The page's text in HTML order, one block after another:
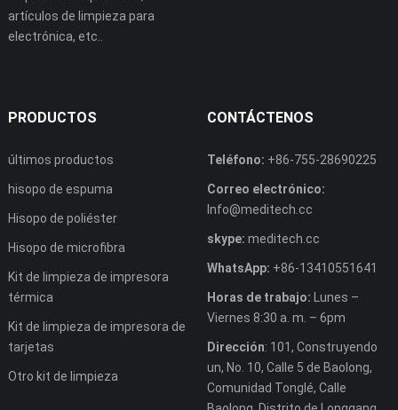
artículos de limpieza para
electrónica, etc..
PRODUCTOS
últimos productos
hisopo de espuma
Hisopo de poliéster
Hisopo de microfibra
Kit de limpieza de impresora
térmica
Kit de limpieza de impresora de
tarjetas
Otro kit de limpieza
CONTÁCTENOS
Teléfono: +86-755-28690225
Correo electrónico:
Info@meditech.cc
skype: meditech.cc
WhatsApp: +86-13410551641
Horas de trabajo: Lunes –
Viernes 8:30 a. m. – 6pm
Dirección: 101, Construyendo
un, No. 10, Calle 5 de Baolong,
Comunidad Tonglé, Calle